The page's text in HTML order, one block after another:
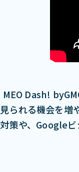
MEO Dash!
⾒られる機会を増
対策や、Google